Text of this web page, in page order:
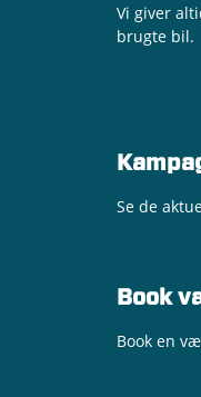
Vi giver
brugte bil.
Se de
Book
Book en